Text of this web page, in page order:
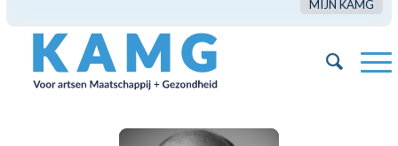
MIJN KAMG